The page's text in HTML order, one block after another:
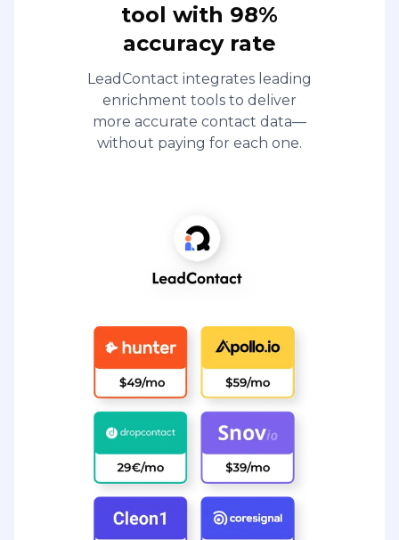
tool with 98%
accuracy rate
LeadContact integrates leading
enrichment tools to deliver
more accurate contact data—
without paying for each one.